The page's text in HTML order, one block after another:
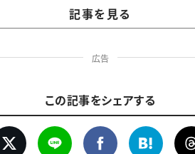
記事を見る
広告
この記事をシェアする